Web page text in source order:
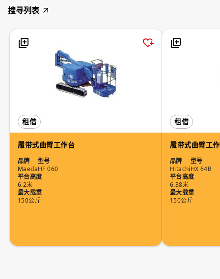
搜寻列表
租借
履带式曲臂工作台
品牌
Maeda
型号
HF 060
平台高度
6.2米
最大载重
150公斤
租借
履带式曲臂工
品牌
Hitachi
型号
HX 64B
平台高度
6.38米
最大载重
150公斤